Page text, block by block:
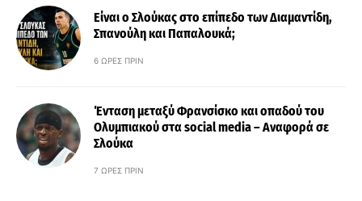
Είναι ο Σλούκας στο επίπεδο των Διαμαντίδη,
Σπανούλη και Παπαλουκά;
6 ΏΡΕΣ ΠΡΙΝ
Ένταση μεταξύ Φρανσίσκο και οπαδού του
Ολυμπιακού στα social media – Αναφορά σε
Σλούκα
7 ΏΡΕΣ ΠΡΙΝ